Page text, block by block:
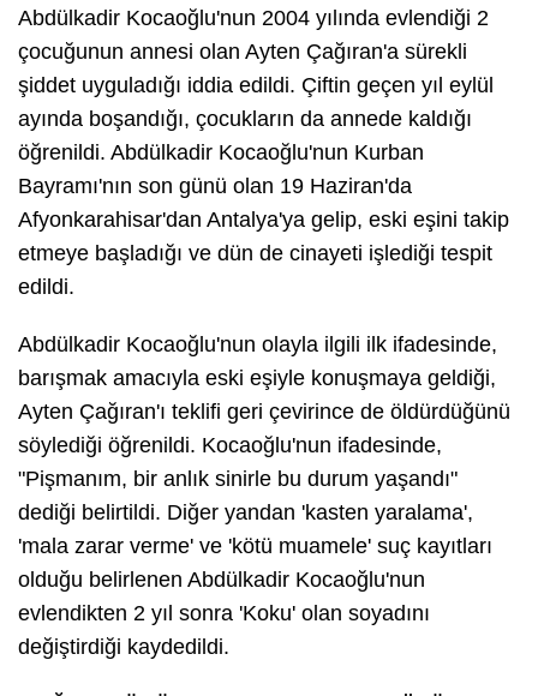
Abdülkadir Kocaoğlu'nun 2004 yılında evlendiği 2
çocuğunun annesi olan Ayten Çağıran'a sürekli
şiddet uyguladığı iddia edildi. Çiftin geçen yıl eylül
ayında boşandığı, çocukların da annede kaldığı
öğrenildi. Abdülkadir Kocaoğlu'nun Kurban
Bayramı'nın son günü olan 19 Haziran'da
Afyonkarahisar'dan Antalya'ya gelip, eski eşini takip
etmeye başladığı ve dün de cinayeti işlediği tespit
edildi.
Abdülkadir Kocaoğlu'nun olayla ilgili ilk ifadesinde,
barışmak amacıyla eski eşiyle konuşmaya geldiği,
Ayten Çağıran'ı teklifi geri çevirince de öldürdüğünü
söylediği öğrenildi. Kocaoğlu'nun ifadesinde,
"Pişmanım, bir anlık sinirle bu durum yaşandı"
dediği belirtildi. Diğer yandan 'kasten yaralama',
'mala zarar verme' ve 'kötü muamele' suç kayıtları
olduğu belirlenen Abdülkadir Kocaoğlu'nun
evlendikten 2 yıl sonra 'Koku' olan soyadını
değiştirdiği kaydedildi.